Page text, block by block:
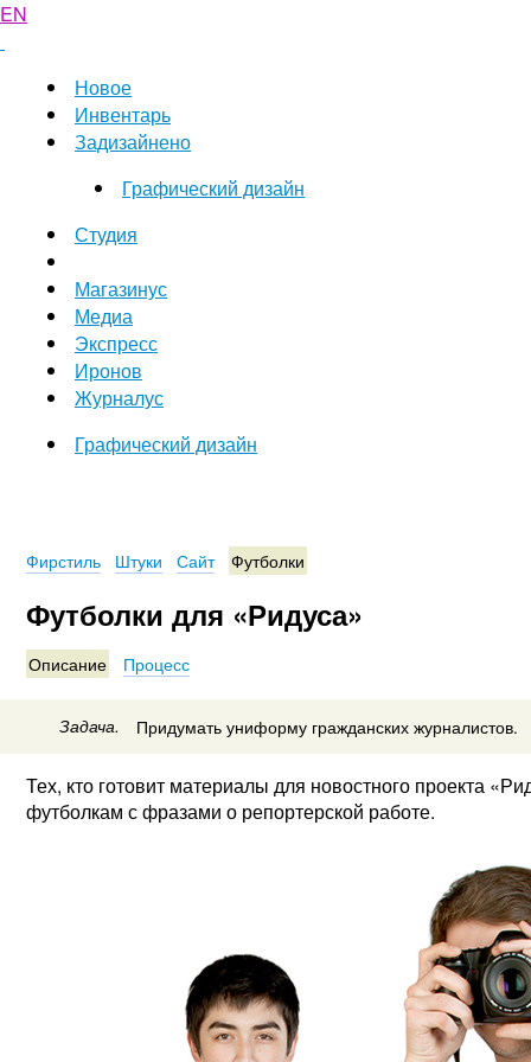
EN
Новое
Инвентарь
Задизайнено
Графический дизайн
Студия
Магазинус
Медиа
Экспресс
Иронов
Журналус
Графический дизайн
Фирстиль Штуки Сайт Футболки
Футболки для «Ридуса»
Описание Процесс
Задача. Придумать униформу гражданских журналистов.
Тех, кто готовит материалы для новостного проекта
футболкам с фразами о репортерской работе.